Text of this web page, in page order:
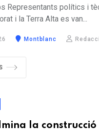
Representants polítics i
i la Terra Alta es van...
Montblanc
la